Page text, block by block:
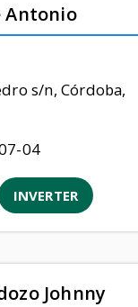
Antonio
s/n, Córdoba,
04
INVERTER
Johnny